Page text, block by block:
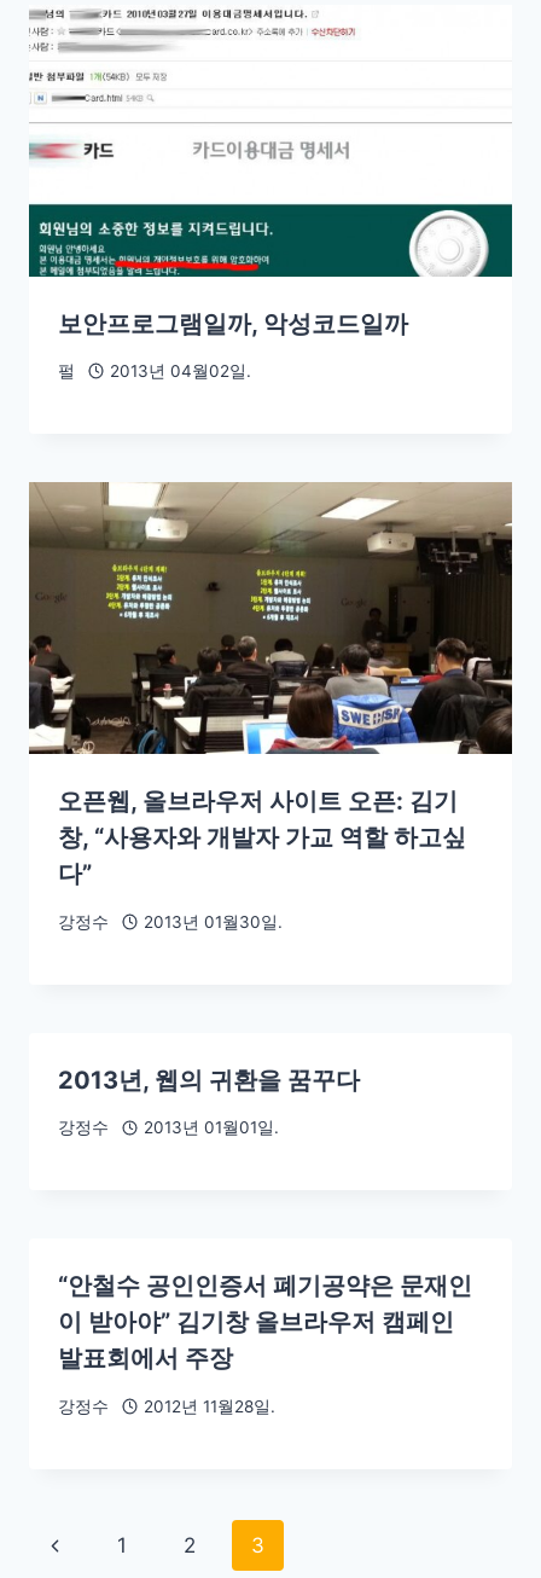
보안프로그램일까, 악성코드일까
펄 2013년 04월02일.
오픈웹, 올브라우저 사이트 오픈: 김기
창, “사용자와 개발자 가교 역할 하고싶
다”
강정수 2013년 01월30일.
2013년, 웹의 귀환을 꿈꾸다
강정수 2013년 01월01일.
“안철수 공인인증서 폐기공약은 문재인
이 받아야” 김기창 올브라우저 캠페인
발표회에서 주장
강정수 2012년 11월28일.
1 2 3